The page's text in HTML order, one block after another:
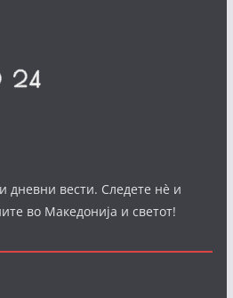
дневни вести. Следете нè и
во Македонија и светот!